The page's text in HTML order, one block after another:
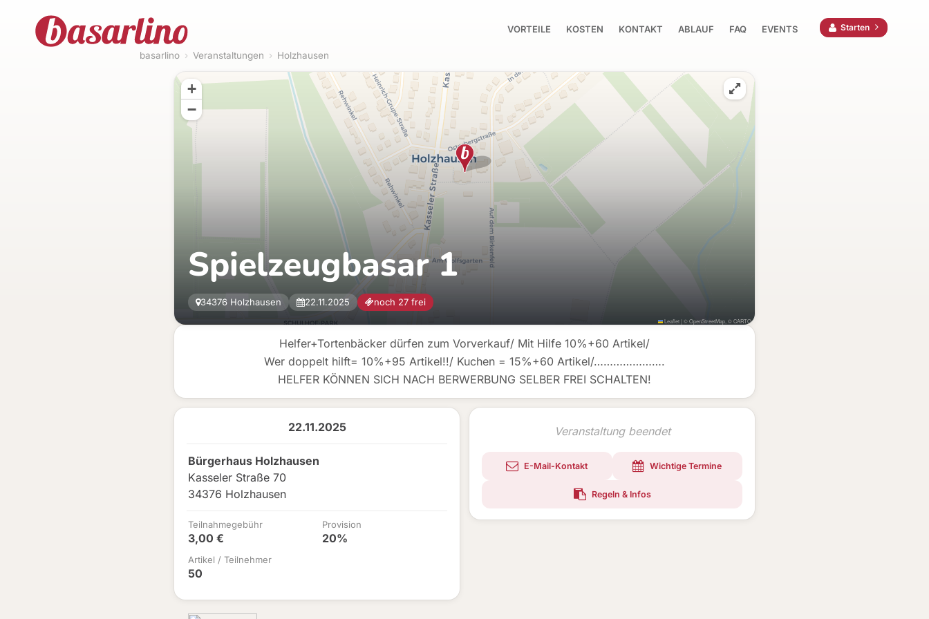
VORTEILE KOSTEN KONTAKT ABLAUF FAQ EVENTS Starten
basarlino › Veranstaltungen › Holzhausen
Helfer+Tortenbäcker dürfen zum Vorverkauf/ Mit Hilfe 10%+60 Artikel/
Wer doppelt hilft= 10%+95 Artikel!!/ Kuchen = 15%+60 Artikel/………………….
HELFER KÖNNEN SICH NACH BERWERBUNG SELBER FREI SCHALTEN!
22.11.2025
Bürgerhaus Holzhausen
Kasseler Straße 70
34376 Holzhausen
Teilnahmegebühr
3,00 €
Provision
20%
Artikel / Teilnehmer
50
Veranstaltung beendet
E-Mail-Kontakt Wichtige Termine
Regeln & Infos
Spielzeugbasar 1
34376 Holzhausen 22.11.2025 noch 27 frei
+
−
Leaflet|©OpenStreetMap , ©CARTO